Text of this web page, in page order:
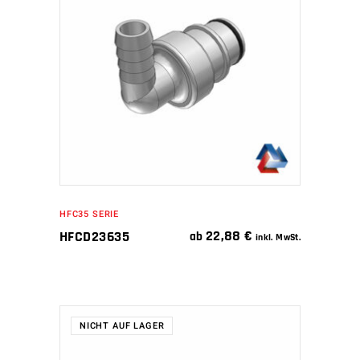
IN DEN WARENKORB
HFC35 SERIE
HFCD23635 ab 22,88€ inkl. MwSt.
NICHT AUF LAGER